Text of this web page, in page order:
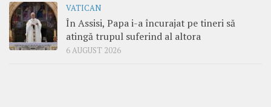
VATICAN
În Assisi, Papa i-a încurajat pe tineri să
atingă trupul suferind al altora
6 AUGUST 2026